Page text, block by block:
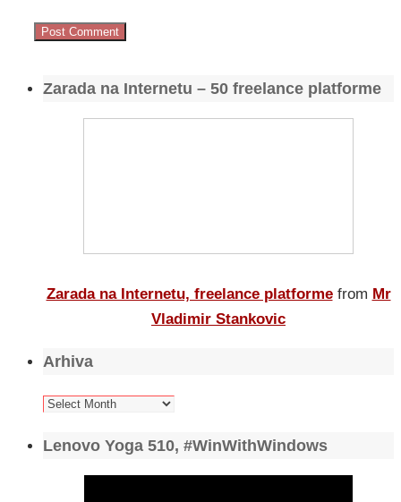
Zarada na Internetu – 50 freelance platforme
Zarada na Internetu, freelance platforme from Mr
Vladimir Stankovic
Arhiva
Arhiva
Lenovo Yoga 510, #WinWithWindows